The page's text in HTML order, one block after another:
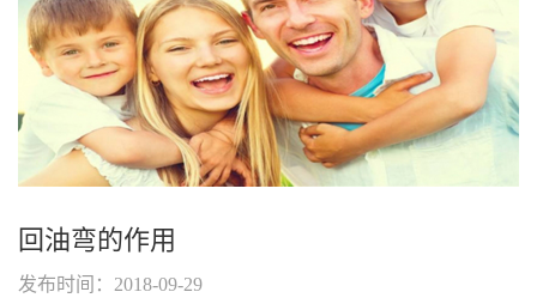
回油弯的作用
发布时间：2018-09-29